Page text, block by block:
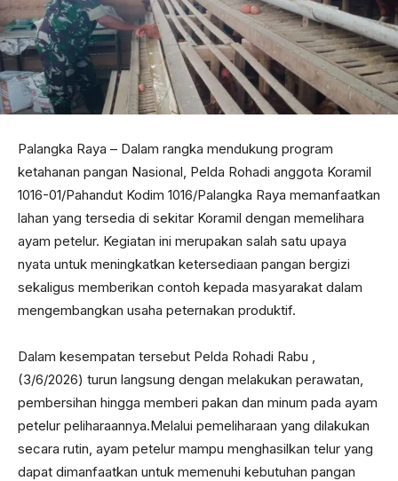
Palangka Raya – Dalam rangka mendukung program
ketahanan pangan Nasional, Pelda Rohadi anggota Koramil
1016-01/Pahandut Kodim 1016/Palangka Raya memanfaatkan
lahan yang tersedia di sekitar Koramil dengan memelihara
ayam petelur. Kegiatan ini merupakan salah satu upaya
nyata untuk meningkatkan ketersediaan pangan bergizi
sekaligus memberikan contoh kepada masyarakat dalam
mengembangkan usaha peternakan produktif.
Dalam kesempatan tersebut Pelda Rohadi Rabu ,
(3/6/2026) turun langsung dengan melakukan perawatan,
pembersihan hingga memberi pakan dan minum pada ayam
petelur peliharaannya.Melalui pemeliharaan yang dilakukan
secara rutin, ayam petelur mampu menghasilkan telur yang
dapat dimanfaatkan untuk memenuhi kebutuhan pangan